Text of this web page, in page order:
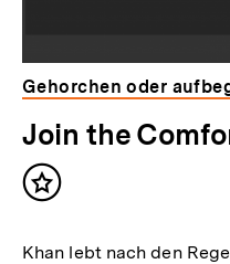
Gehorchen oder
Join the
Inhalt
Khan lebt nach den